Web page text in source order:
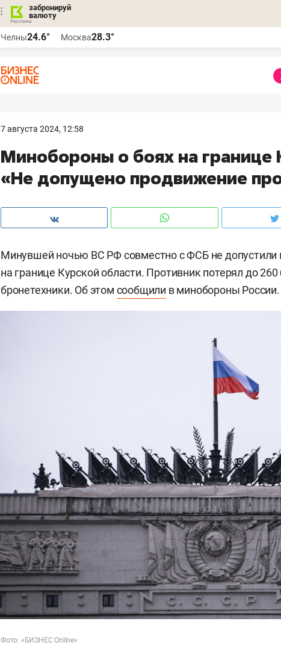
забронируй
валюту
Челны24.6° Москва28.3°
7 августа 2024, 12:58
Минобороны о боях на границе
«Не допущено продвижение
Минувшей ночью ВС РФ совместно с ФСБ не
на границе Курской области. Противник потерял до
бронетехники. Об этом сообщили в минобороны России.
Фото: «БИЗНЕС Online»